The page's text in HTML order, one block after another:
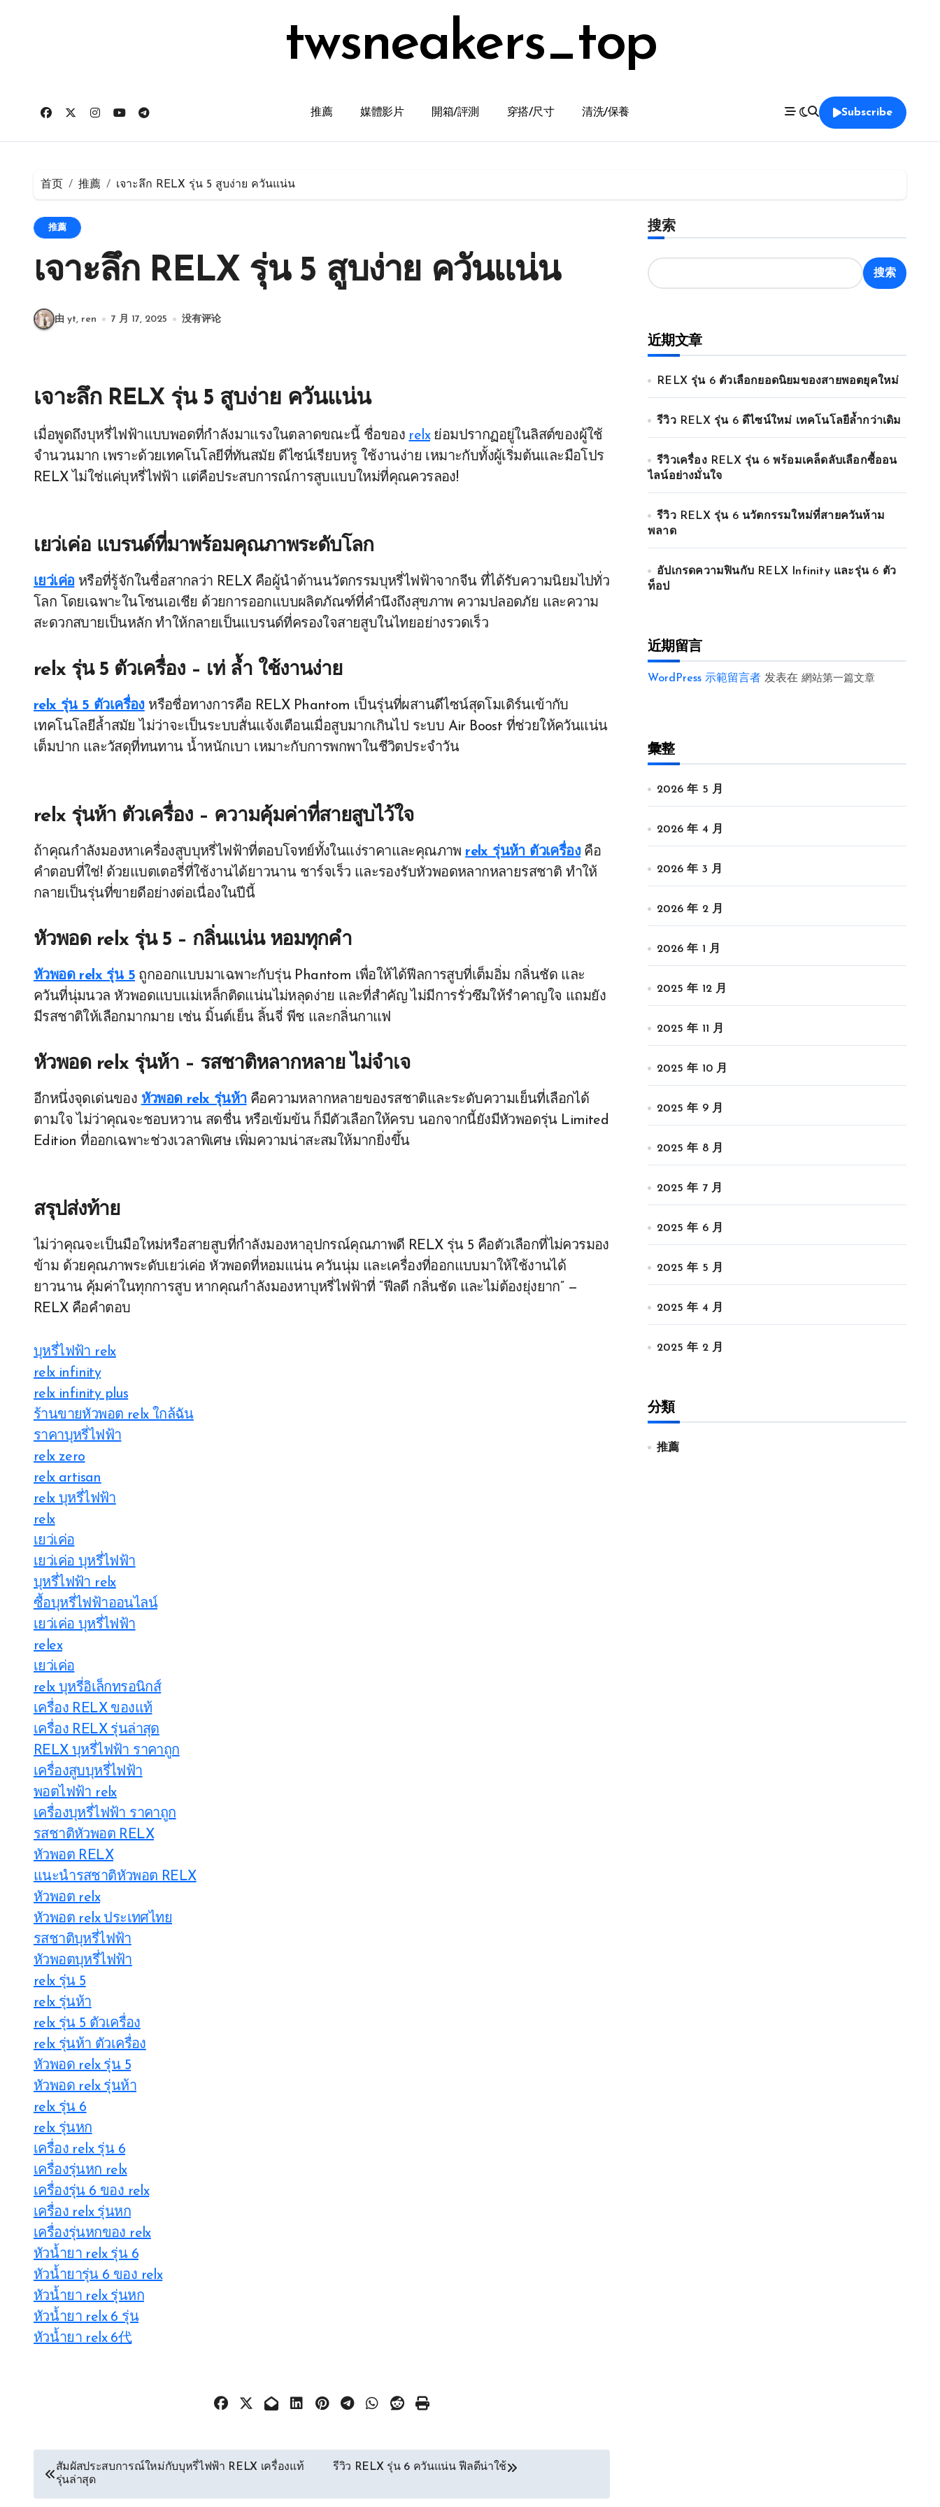
twsneakers_top
推薦 媒體影片 開箱/評測 穿搭/尺寸 清洗/保養 Subscribe
首页 推薦 เจาะลึก RELX รุ่น 5 สูบง่าย ควันแน่น
推薦
เจาะลึก RELX รุ่น 5 สูบง่าย ควันแน่น
由 yt, ren 7 月 17, 2025 没有评论
เจาะลึก RELX รุ่น 5 สูบง่าย ควันแน่น
เมื่อพูดถึงบุหรี่ไฟฟ้าแบบพอดที่กำลังมาแรงในตลาดขณะนี้ ชื่อของ relxย่อมปรากฏอยู่ในลิสต์ของผู้ใช้
จำนวนมาก เพราะด้วยเทคโนโลยีที่ทันสมัย ดีไซน์เรียบหรู ใช้งานง่าย เหมาะกับทั้งผู้เริ่มต้นและมือโปร
RELX ไม่ใช่แค่บุหรี่ไฟฟ้า แต่คือประสบการณ์การสูบแบบใหม่ที่คุณควรลอง!
เยว่เค่อ แบรนด์ที่มาพร้อมคุณภาพระดับโลก
เยว่เค่อ หรือที่รู้จักในชื่อสากลว่า RELX คือผู้นำด้านนวัตกรรมบุหรี่ไฟฟ้าจากจีน ที่ได้รับความนิยมไปทั่ว
โลก โดยเฉพาะในโซนเอเชีย ด้วยการออกแบบผลิตภัณฑ์ที่คำนึงถึงสุขภาพ ความปลอดภัย และความ
สะดวกสบายเป็นหลัก ทำให้กลายเป็นแบรนด์ที่ครองใจสายสูบในไทยอย่างรวดเร็ว
relx รุ่น 5 ตัวเครื่อง – เท่ ล้ำ ใช้งานง่าย
relx รุ่น 5 ตัวเครื่องหรือชื่อทางการคือ RELX Phantom เป็นรุ่นที่ผสานดีไซน์สุดโมเดิร์นเข้ากับ
เทคโนโลยีล้ำสมัย ไม่ว่าจะเป็นระบบสั่นแจ้งเตือนเมื่อสูบมากเกินไป ระบบ Air Boost ที่ช่วยให้ควันแน่น
เต็มปาก และวัสดุที่ทนทาน น้ำหนักเบา เหมาะกับการพกพาในชีวิตประจำวัน
relx รุ่นห้า ตัวเครื่อง – ความคุ้มค่าที่สายสูบไว้ใจ
ถ้าคุณกำลังมองหาเครื่องสูบบุหรี่ไฟฟ้าที่ตอบโจทย์ทั้งในแง่ราคาและคุณภาพ relx รุ่นห้า ตัวเครื่องคือ
คำตอบที่ใช่! ด้วยแบตเตอรี่ที่ใช้งานได้ยาวนาน ชาร์จเร็ว และรองรับหัวพอดหลากหลายรสชาติ ทำให้
กลายเป็นรุ่นที่ขายดีอย่างต่อเนื่องในปีนี้
หัวพอด relx รุ่น 5 – กลิ่นแน่น หอมทุกคำ
หัวพอด relx รุ่น 5 ถูกออกแบบมาเฉพาะกับรุ่น Phantom เพื่อให้ได้ฟีลการสูบที่เต็มอิ่ม กลิ่นชัด และ
ควันที่นุ่มนวล หัวพอดแบบแม่เหล็กติดแน่นไม่หลุดง่าย และที่สำคัญ ไม่มีการรั่วซึมให้รำคาญใจ แถมยัง
มีรสชาติให้เลือกมากมาย เช่น มิ้นต์เย็น ลิ้นจี่ พีช และกลิ่นกาแฟ
หัวพอด relx รุ่นห้า – รสชาติหลากหลาย ไม่จำเจ
อีกหนึ่งจุดเด่นของ หัวพอด relx รุ่นห้าคือความหลากหลายของรสชาติและระดับความเย็นที่เลือกได้
ตามใจ ไม่ว่าคุณจะชอบหวาน สดชื่น หรือเข้มข้น ก็มีตัวเลือกให้ครบ นอกจากนี้ยังมีหัวพอดรุ่น Limited
Edition ที่ออกเฉพาะช่วงเวลาพิเศษ เพิ่มความน่าสะสมให้มากยิ่งขึ้น
สรุปส่งท้าย
ไม่ว่าคุณจะเป็นมือใหม่หรือสายสูบที่กำลังมองหาอุปกรณ์คุณภาพดี RELX รุ่น 5 คือตัวเลือกที่ไม่ควรมอง
ข้าม ด้วยคุณภาพระดับเยว่เค่อ หัวพอดที่หอมแน่น ควันนุ่ม และเครื่องที่ออกแบบมาให้ใช้งานได้
ยาวนาน คุ้มค่าในทุกการสูบ หากคุณกำลังมองหาบุหรี่ไฟฟ้าที่ “ฟีลดี กลิ่นชัด และไม่ต้องยุ่งยาก” —
RELX คือคำตอบ
บุหรี่ไฟฟ้า relx
relx infinity
relx infinity plus
ร้านขายหัวพอต relx ใกล้ฉัน
ราคาบุหรี่ไฟฟ้า
relx zero
relx artisan
relx บุหรี่ไฟฟ้า
relx
เยว่เค่อ
เยว่เค่อ บุหรี่ไฟฟ้า
บุหรี่ไฟฟ้า relx
ซื้อบุหรี่ไฟฟ้าออนไลน์
เยว่เค่อ บุหรี่ไฟฟ้า
relex
เยว่เค่อ
relx บุหรี่อิเล็กทรอนิกส์
เครื่อง RELX ของแท้
เครื่อง RELX รุ่นล่าสุด
RELX บุหรี่ไฟฟ้า ราคาถูก
เครื่องสูบบุหรี่ไฟฟ้า
พอตไฟฟ้า relx
เครื่องบุหรี่ไฟฟ้า ราคาถูก
รสชาติหัวพอต RELX
หัวพอต RELX
แนะนำรสชาติหัวพอต RELX
หัวพอต relx
หัวพอต relx ประเทศไทย
รสชาติบุหรี่ไฟฟ้า
หัวพอตบุหรี่ไฟฟ้า
relx รุ่น 5
relx รุ่นห้า
relx รุ่น 5 ตัวเครื่อง
relx รุ่นห้า ตัวเครื่อง
หัวพอด relx รุ่น 5
หัวพอด relx รุ่นห้า
relx รุ่น 6
relx รุ่นหก
เครื่อง relx รุ่น 6
เครื่องรุ่นหก relx
เครื่องรุ่น 6 ของ relx
เครื่อง relx รุ่นหก
เครื่องรุ่นหกของ relx
หัวน้ำยา relx รุ่น 6
หัวน้ำยารุ่น 6 ของ relx
หัวน้ำยา relx รุ่นหก
หัวน้ำยา relx 6 รุ่น
หัวน้ำยา relx 6代
文
章
สัมผัสประสบการณ์ใหม่กับบุหรี่ไฟฟ้า RELX เครื่องแท้
รุ่นล่าสุด
รีวิว RELX รุ่น 6 ควันแน่น ฟีลดีน่าใช้
搜索
搜索
近期文章
RELX รุ่น 6 ตัวเลือกยอดนิยมของสายพอตยุคใหม่
รีวิว RELX รุ่น 6 ดีไซน์ใหม่ เทคโนโลยีล้ำกว่าเดิม
รีวิวเครื่อง RELX รุ่น 6 พร้อมเคล็ดลับเลือกซื้ออน
ไลน์อย่างมั่นใจ
รีวิว RELX รุ่น 6 นวัตกรรมใหม่ที่สายควันห้าม
พลาด
อัปเกรดความฟินกับ RELX Infinity และรุ่น 6 ตัว
ท็อป
近期留言
WordPress 示範留言者 发表在 網站第一篇文章
彙整
2026 年 5 月
2026 年 4 月
2026 年 3 月
2026 年 2 月
2026 年 1 月
2025 年 12 月
2025 年 11 月
2025 年 10 月
2025 年 9 月
2025 年 8 月
2025 年 7 月
2025 年 6 月
2025 年 5 月
2025 年 4 月
2025 年 2 月
分類
推薦